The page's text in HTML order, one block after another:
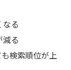
る
る
検索順位が上